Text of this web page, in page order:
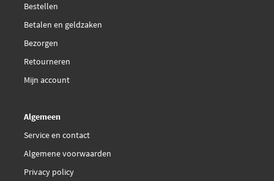
Bestellen
Betalen en geldzaken
Bezorgen
Retourneren
Mijn account
Algemeen
Service en contact
Algemene voorwaarden
Privacy policy